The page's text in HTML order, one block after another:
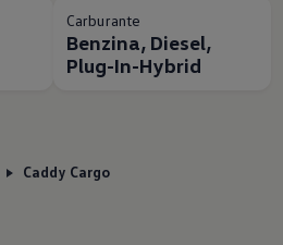
Carburante
Benzina, Diesel,
Plug-In-Hybrid
Caddy Cargo